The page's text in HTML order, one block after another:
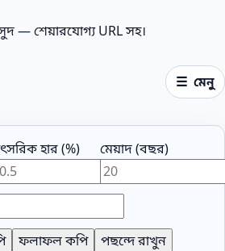
মেনু
— শেয়ারযোগ্য URL সহ।
হার (%) মেয়াদ (বছর)
ফলাফল কপি পছন্দে রাখুন